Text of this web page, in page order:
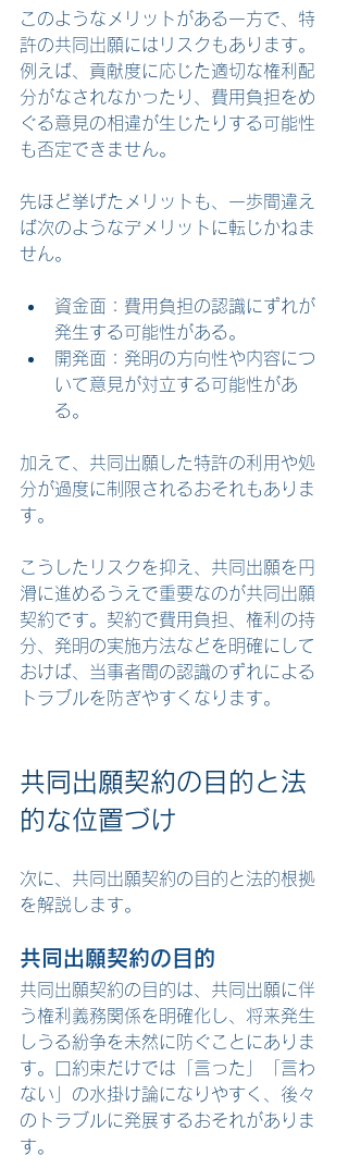
このようなメリットがある一方で、特
許の共同出願にはリスクもあります。
例えば、貢献度に応じた適切な権利配
分がなされなかったり、費用負担をめ
ぐる意見の相違が生じたりする可能性
も否定できません。
先ほど挙げたメリットも、一歩間違え
ば次のようなデメリットに転じかねま
せん。
資金面：費用負担の認識にずれが
発生する可能性がある。
開発面：発明の方向性や内容につ
いて意見が対立する可能性があ
る。
加えて、共同出願した特許の利用や処
分が過度に制限されるおそれもありま
す。
こうしたリスクを抑え、共同出願を円
滑に進めるうえで重要なのが共同出願
契約です。契約で費用負担、権利の持
分、発明の実施方法などを明確にして
おけば、当事者間の認識のずれによる
トラブルを防ぎやすくなります。
共同出願契約の目的と法
的な位置づけ
次に、共同出願契約の目的と法的根拠
を解説します。
共同出願契約の目的
共同出願契約の目的は、共同出願に伴
う権利義務関係を明確化し、将来発生
しうる紛争を未然に防ぐことにありま
す。口約束だけでは「言った」「言わ
ない」の水掛け論になりやすく、後々
のトラブルに発展するおそれがありま
す。